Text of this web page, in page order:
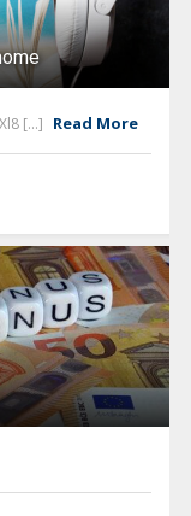
[...] Read More